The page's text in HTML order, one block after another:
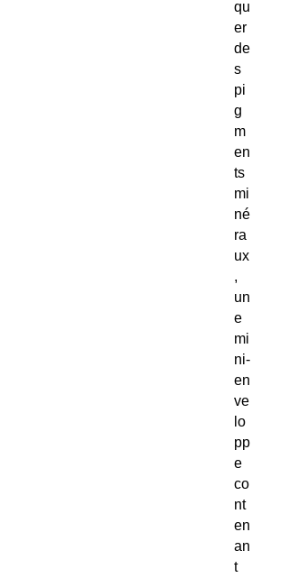
qu
er
de
s
pi
g
m
en
ts
mi
né
ra
ux
,
un
e
mi
ni-
en
ve
lo
pp
e
co
nt
en
an
t